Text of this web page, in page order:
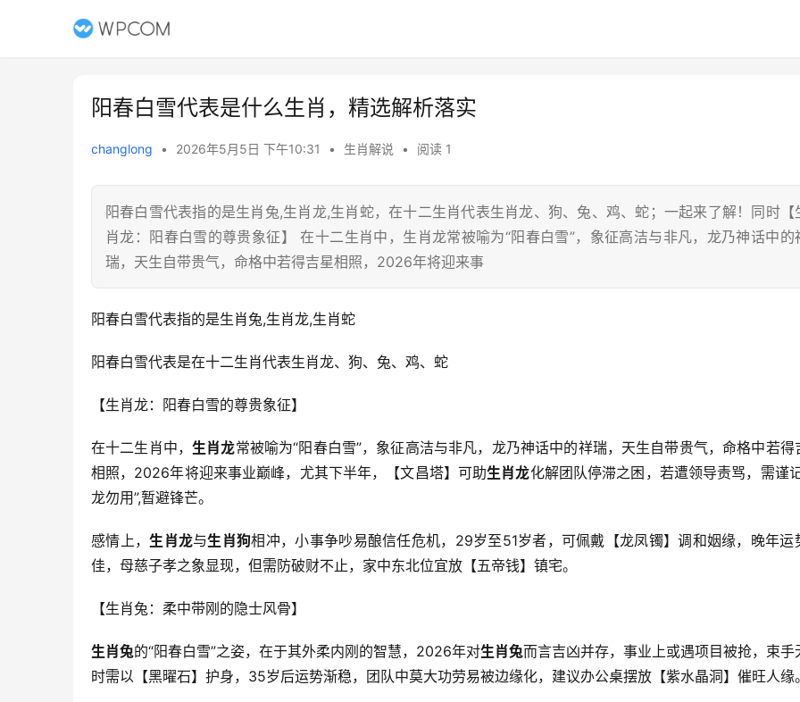
阳春白雪代表是什么生肖，精选解析落实
changlong • 2026年5月5日 下午10:31 • 生肖解说 • 阅读 1
阳春白雪代表指的是生肖兔,生肖龙,生肖蛇，在十二生肖代表生肖龙、狗、兔、鸡、蛇；一起来了解！同时【
肖龙：阳春白雪的尊贵象征】 在十二生肖中，生肖龙常被喻为“阳春白雪”，象征高洁与非凡，龙乃神话中的
瑞，天生自带贵气，命格中若得吉星相照，2026年将迎来事
阳春白雪代表指的是生肖兔,生肖龙,生肖蛇
阳春白雪代表是在十二生肖代表生肖龙、狗、兔、鸡、蛇
【生肖龙：阳春白雪的尊贵象征】
在十二生肖中，生肖龙常被喻为“阳春白雪”，象征高洁与非凡，龙乃神话中的祥瑞，天生自带贵气，命格中若得
相照，2026年将迎来事业巅峰，尤其下半年，【文昌塔】可助生肖龙化解团队停滞之困，若遭领导责骂，需谨
龙勿用”,暂避锋芒。
感情上，生肖龙与生肖狗相冲，小事争吵易酿信任危机，29岁至51岁者，可佩戴【龙凤镯】调和姻缘，晚年运
佳，母慈子孝之象显现，但需防破财不止，家中东北位宜放【五帝钱】镇宅。
【生肖兔：柔中带刚的隐士风骨】
生肖兔的“阳春白雪”之姿，在于其外柔内刚的智慧，2026年对生肖兔而言吉凶并存，事业上或遇项目被抢，束手
时需以【黑曜石】护身，35岁后运势渐稳，团队中莫大功劳易被边缘化，建议办公桌摆放【紫水晶洞】催旺人缘。